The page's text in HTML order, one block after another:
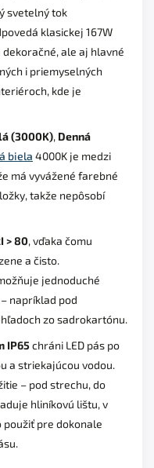
svetelný tok
klasickej 167W
ale aj hlavné
i priemyselných
kde je
(3000K), Denná
biela 4000K je medzi
má vyvážené farebné
takže nepôsobí
> 80, vďaka čomu
a čisto.
jednoduché
napríklad pod
zo sadrokartónu.
IP65 chráni LED pás po
a striekajúcou vodou.
– pod strechu, do
hliníkovú lištu, v
pre dokonale